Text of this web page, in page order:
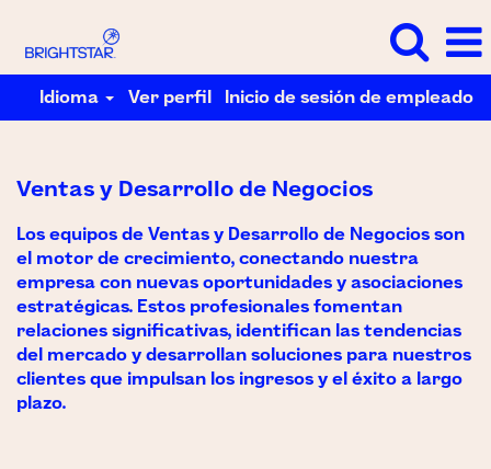
Idioma Ver perfil Inicio de sesión de empleado
Desarrollo
Negocios
Ventas y Desarrollo de Negocios
Los equipos de Ventas y Desarrollo de Negocios son
el motor de crecimiento, conectando nuestra
empresa con nuevas oportunidades y asociaciones
estratégicas. Estos profesionales fomentan
relaciones significativas, identifican las tendencias
del mercado y desarrollan soluciones para nuestros
clientes que impulsan los ingresos y el éxito a largo
plazo.